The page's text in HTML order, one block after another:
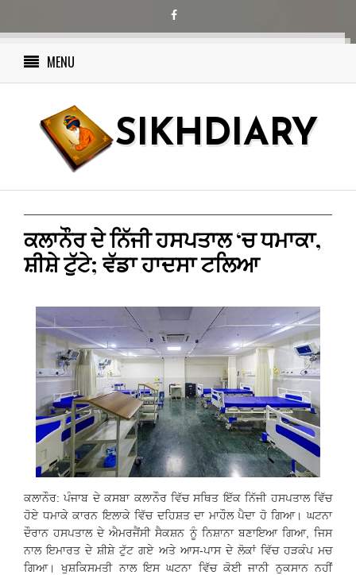
MENU
SIKHDIARY
ਕਲਾਨੌਰ ਦੇ ਨਿੱਜੀ ਹਸਪਤਾਲ ‘ਚ ਧਮਾਕਾ,
ਸ਼ੀਸ਼ੇ ਟੁੱਟੇ; ਵੱਡਾ ਹਾਦਸਾ ਟਲਿਆ
ਕਲਾਨੌਰ: ਪੰਜਾਬ ਦੇ ਕਸਬਾ ਕਲਾਨੌਰ ਵਿੱਚ ਸਥਿਤ ਇੱਕ ਨਿੱਜੀ ਹਸਪਤਾਲ ਵਿੱਚ
ਹੋਏ ਧਮਾਕੇ ਕਾਰਨ ਇਲਾਕੇ ਵਿੱਚ ਦਹਿਸ਼ਤ ਦਾ ਮਾਹੌਲ ਪੈਦਾ ਹੋ ਗਿਆ। ਘਟਨਾ
ਦੌਰਾਨ ਹਸਪਤਾਲ ਦੇ ਐਮਰਜੈਂਸੀ ਸੈਕਸ਼ਨ ਨੂੰ ਨਿਸ਼ਾਨਾ ਬਣਾਇਆ ਗਿਆ, ਜਿਸ
ਨਾਲ ਇਮਾਰਤ ਦੇ ਸ਼ੀਸ਼ੇ ਟੁੱਟ ਗਏ ਅਤੇ ਆਸ-ਪਾਸ ਦੇ ਲੋਕਾਂ ਵਿੱਚ ਹੜਕੰਪ ਮਚ
ਗਿਆ। ਖੁਸ਼ਕਿਸਮਤੀ ਨਾਲ ਇਸ ਘਟਨਾ ਵਿੱਚ ਕੋਈ ਜਾਨੀ ਨੁਕਸਾਨ ਨਹੀਂ